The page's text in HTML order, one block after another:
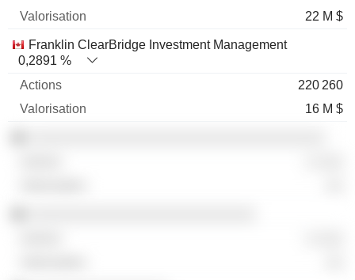
22 M $
Franklin ClearBridge Investment Management
0,2891 %
220 260
16 M $